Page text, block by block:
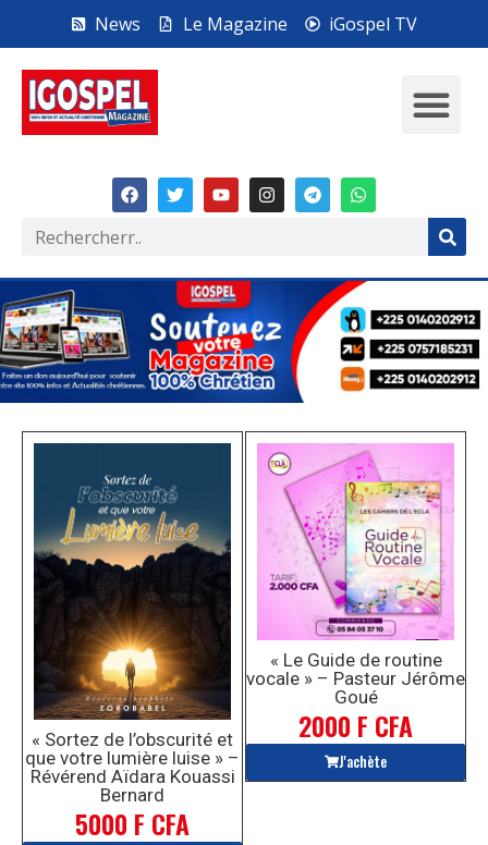
News Le Magazine iGospel TV
« Sortez de l’obscurité et
que votre lumière luise » –
Révérend Aïdara Kouassi
Bernard
5000 F CFA
« Le Guide de routine
vocale » – Pasteur Jérôme
Goué
2000 F CFA
J'achète